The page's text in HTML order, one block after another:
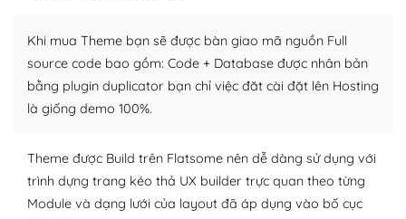
lời, giải đáp vấn đề của bạn.
Cộng đồng sử dụng WordPress sẵn sàng hỗ trợ bạn
– Đa dạng plugin và themes
Plugin mở rộng là thành phần cài đặt thêm vào
WordPress để tăng thêm các tính năng cần thiết. Có
nhiều plugin trả phí hoặc miễn phí.
Khi mua Theme bạn sẽ được bàn giao mã nguồn Full
source code bao gồm: Code + Database được nhân bản
bằng plugin duplicator bạn chỉ việc đăt cài đặt lên Hosting
là giống demo 100%.
Theme được Build trên Flatsome nên dễ dàng sử dụng với
trình dựng trang kéo thả UX builder trực quan theo từng
Module và dạng lưới của layout đã áp dụng vào bố cục